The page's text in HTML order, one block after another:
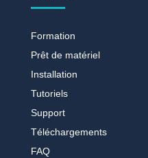
Formation
Prêt de matériel
Installation
Tutoriels
Support
Téléchargements
FAQ